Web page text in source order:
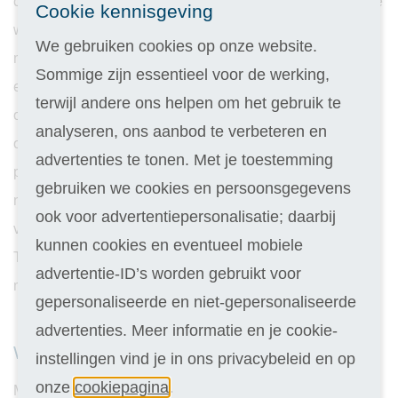
werk is een hele uitdaging, maar met een goede dosis
motivatie en discipline kom je al heel ver. Je kunt
eventueel aan je werkgever vragen of je studieverlof mag
opnemen. Of dit nu wel of niet mogelijk is; goed plannen is
ontzettend belangrijk. Koop een overzichtelijke agenda of
planner en deel eerst alle tijd in die je normaal gesproken
nodig hebt voor werk, sport, gezin, vrienden, etc. Kijk
vervolgens wanneer je tijd kunt inplannen om te studeren.
Te weinig tijd? Ga dan na of je een beetje kunt schuiven of
minderen met bepaalde activiteiten.
Wees niet te streng voor jezelf
Maar, let op! Schrap niet teveel ontspannende activiteiten
Cookie kennisgeving
We gebruiken cookies op onze website.
Sommige zijn essentieel voor de werking,
terwijl andere ons helpen om het gebruik te
analyseren, ons aanbod te verbeteren en
advertenties te tonen. Met je toestemming
gebruiken we cookies en persoonsgegevens
ook voor advertentiepersonalisatie; daarbij
kunnen cookies en eventueel mobiele
advertentie-ID’s worden gebruikt voor
gepersonaliseerde en niet-gepersonaliseerde
advertenties. Meer informatie en je cookie-
instellingen vind je in ons privacybeleid en op
onze cookiepagina .